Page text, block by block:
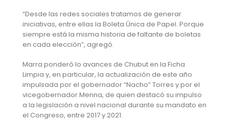
“Desde las redes sociales tratamos de generar
iniciativas, entre ellas la Boleta Única de Papel. Porque
siempre está la misma historia de faltante de boletas
en cada elección”, agregó.
Marra ponderó lo avances de Chubut en la Ficha
Limpia y, en particular, la actualización de este año
impulsada por el gobernador “Nacho” Torres y por el
vicegobernador Menna, de quien destacó su impulso
a la legislación a nivel nacional durante su mandato en
el Congreso, entre 2017 y 2021.